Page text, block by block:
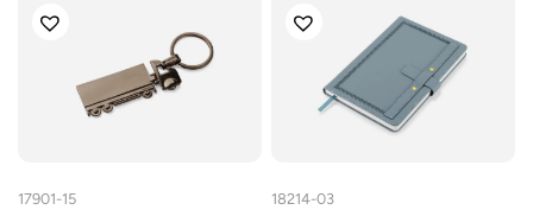
17901-15 18214-03